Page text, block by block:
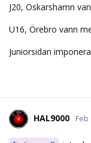
J20, Oskarshamn
U16, Örebro vann
Juniorsidan
HAL9000 Feb